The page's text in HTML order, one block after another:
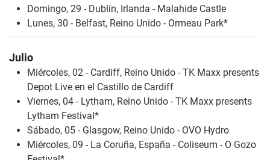
Domingo, 29 - Dublín, Irlanda - Malahide Castle
Lunes, 30 - Belfast, Reino Unido - Ormeau Park*
Julio
Miércoles, 02 - Cardiff, Reino Unido - TK Maxx presents
Depot Live en el Castillo de Cardiff
Viernes, 04 - Lytham, Reino Unido - TK Maxx presents
Lytham Festival*
Sábado, 05 - Glasgow, Reino Unido - OVO Hydro
Miércoles, 09 - La Coruña, España - Coliseum - O Gozo